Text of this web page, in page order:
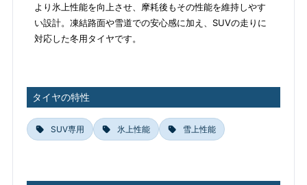
より氷上性能を向上させ、摩耗後もその性能を維持しやす
い設計。凍結路面や雪道での安心感に加え、SUVの走りに
対応した冬用タイヤです。
タイヤの特性
SUV専用 氷上性能 雪上性能